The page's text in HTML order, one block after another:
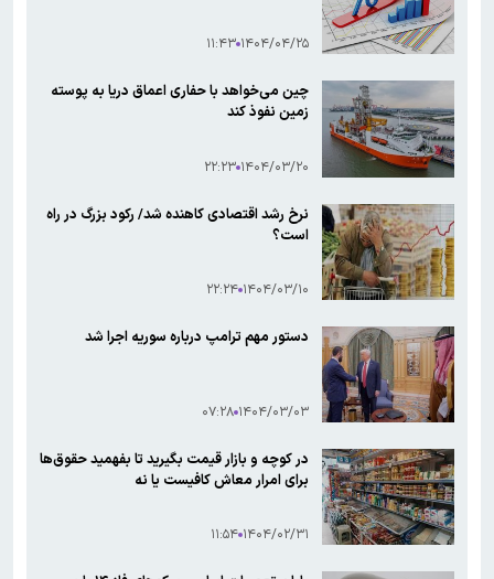
۱۴۰۴/۰۴/۲۵ ۱۱:۴۳
چین می‌خواهد با حفاری اعماق دریا به پوسته
زمین نفوذ کند
۱۴۰۴/۰۳/۲۰ ۲۲:۲۳
نرخ رشد اقتصادی کاهنده شد/ رکود بزرگ در راه
است؟
۱۴۰۴/۰۳/۱۰ ۲۲:۲۴
دستور مهم ترامپ درباره سوریه اجرا شد
۱۴۰۴/۰۳/۰۳ ۰۷:۲۸
در کوچه و بازار قیمت بگیرید تا بفهمید حقوق‌ها
برای امرار معاش کافیست یا نه
۱۴۰۴/۰۲/۳۱ ۱۱:۵۴